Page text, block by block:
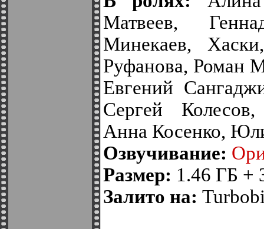
Матвеев,
Минекаев,
Руфанова, Роман
Евгений
Сергей
Анна Косенко,
Озвучивание:
Размер: 1.46 ГБ +
Залито на: